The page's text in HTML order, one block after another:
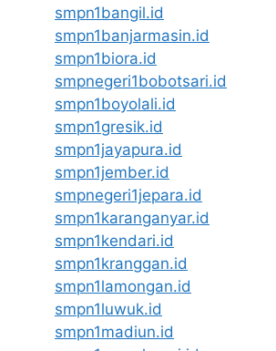
smpn1bangil.id
smpn1banjarmasin.id
smpn1biora.id
smpnegeri1bobotsari.id
smpn1boyolali.id
smpn1gresik.id
smpn1jayapura.id
smpn1jember.id
smpnegeri1jepara.id
smpn1karanganyar.id
smpn1kendari.id
smpn1kranggan.id
smpn1lamongan.id
smpn1luwuk.id
smpn1madiun.id